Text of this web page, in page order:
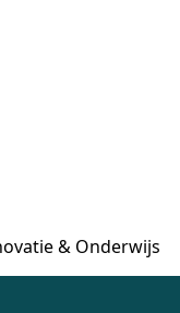
& Onderwijs